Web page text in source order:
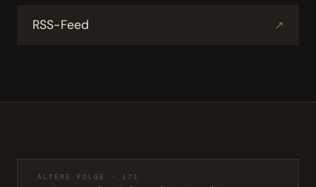
RSS-Feed ↗
ÄLTERE FOLGE · 171